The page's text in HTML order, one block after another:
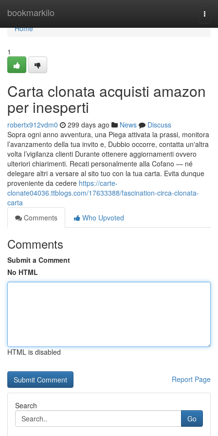
bookmarkilo
Home
Home
1
Carta clonata acquisti amazon
per inesperti
robertx912vdm0 299 days ago News
Discuss
Sopra ogni anno avventura, una Piega attivata la prassi, monitora
l’avanzamento della tua invito e, Dubbio occorre, contatta un'altra
volta l’vigilanza clienti Durante ottenere aggiornamenti ovvero
ulteriori chiarimenti. Recati personalmente alla Cofano — né
delegare altri a versare al sito tuo con la tua carta. Evita dunque
proveniente da cedere https://carte-
clonate04036.ttblogs.com/17633388/fascination-circa-clonata-
carta
Comments
Who Upvoted
Comments
Submit a Comment
No HTML
HTML is disabled
Report Page
Search
Go